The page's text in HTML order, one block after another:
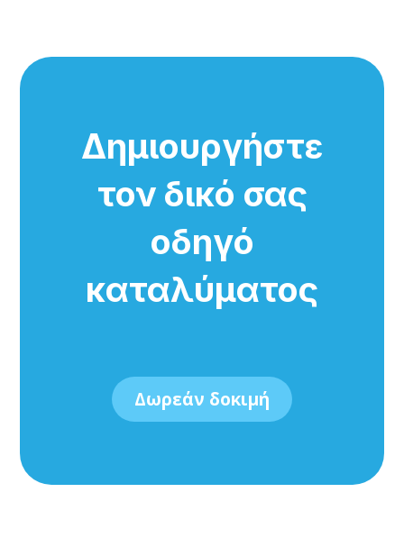
Δημιουργήστε
τον δικό σας
οδηγό
καταλύματος
Δωρεάν δοκιμή